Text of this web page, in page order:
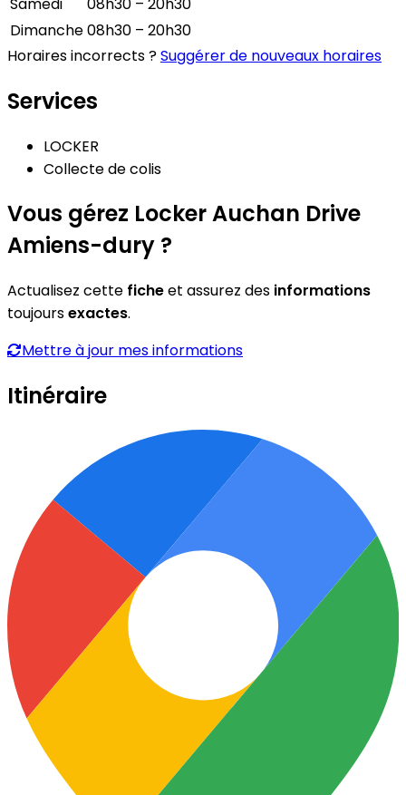
Dimanche08h30 – 20h30
Horaires incorrects ?Suggérer de nouveaux horaires
Services
LOCKER
Collecte de colis
Vous gérez Locker Auchan Drive
Amiens-dury ?
Actualisez cette ficheet assurez des informations
toujoursexactes.
Mettre à jour mes informations
Itinéraire